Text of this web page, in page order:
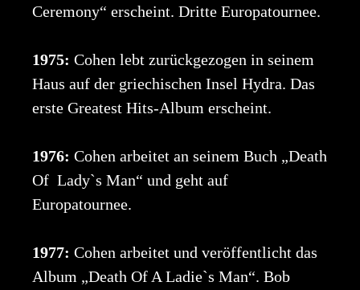
Ceremony“ erscheint. Dritte Europatournee.
1975: Cohen lebt zurückgezogen in seinem
Haus auf der griechischen Insel Hydra. Das
erste Greatest Hits-Album erscheint.
1976: Cohen arbeitet an seinem Buch „Death
Of Lady`s Man“ und geht auf
Europatournee.
1977: Cohen arbeitet und veröffentlicht das
Album „Death Of A Ladie`s Man“. Bob